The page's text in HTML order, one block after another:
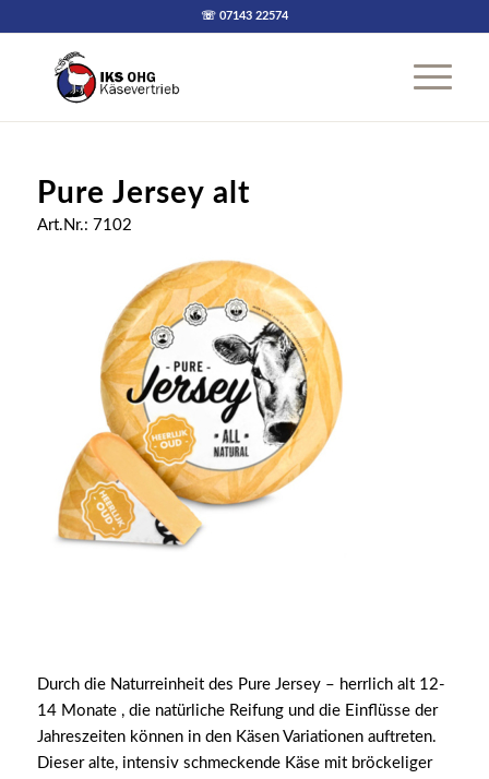
☏ 07143 22574
Pure Jersey alt
Art.Nr.: 7102
Durch die Naturreinheit des Pure Jersey – herrlich alt 12-
14 Monate , die natürliche Reifung und die Einflüsse der
Jahreszeiten können in den Käsen Variationen auftreten.
Dieser alte, intensiv schmeckende Käse mit bröckeliger